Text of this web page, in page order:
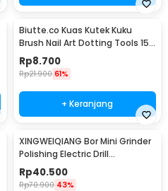
Biutte.co Kuas Kutek Kuku
Brush Nail Art Dotting Tools 15
PCS - N1800
Rp8.700
Rp21.900 61%
+ Keranjang
XINGWEIQIANG Bor Mini Grinder
Polishing Electric Drill
Adjustable 130W - KJ005
Rp40.500
Rp70.900 43%